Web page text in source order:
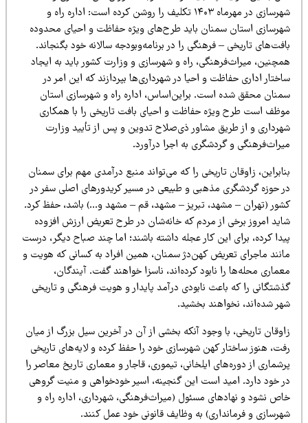
شهرسازی در مهرماه ۱۴۰۳ تکلیف را روشن کرده است: اداره راه و
استان سمنان باید طرح‌های ویژه حفاظت و احیای محدوده
تاریخی – فرهنگی را در برنامه‌وبودجه سالانه خود بگنجاند.
میراث‌فرهنگی، راه و شهرسازی و وزارت کشور باید به ایجاد
اداری حفاظت و احیا در شهرداری‌ها بپردازند که این امر در
محقق شده است. براین‌اساس، اداره راه و شهرسازی استان
است طرح ویژه حفاظت و احیای بافت تاریخی را با همکاری
و از طریق مشاور ذی‌صلاح تدوین و پس از تأیید وزارت
و گردشگری به اجرا درآورد.
زاوقان تاریخی را که می‌تواند منبع درآمدی مهم برای سمنان
حوزه گردشگری مذهبی و طبیعی در مسیر کریدورهای اصلی سفر در
(تهران – مشهد، تبریز – مشهد، قم – مشهد و…) باشد، حفظ کرد.
امروز برخی از مردم که خانه‌شان در طرح تعریض ارزش افزوده
کرده، برای این کار عجله داشته باشند؛ اما چند صباح دیگر، درست
ماجرای تعریض کهن‌دژ سمنان، همین افراد به کسانی که هویت و
محله‌ها را نابود کرده‌اند، ناسزا خواهند گفت. آیندگان،
را که باعث نابودی درآمد پایدار و هویت فرهنگی و تاریخی
شده‌اند، نخواهند بخشید.
تاریخی، با وجود آنکه بخشی از آن در آخرین سیل بزرگ از میان
هنوز ساختار کهن شهرسازی خود را حفظ کرده و لایه‌های تاریخی
از دوره‌های ایلخانی، تیموری، قاجار و معماری تاریخ معاصر را
خود دارد. امید است این گنجینه، اسیر خودخواهی و منیت گروهی
نشود و نهادهای مسئول (میراث‌فرهنگی، شهرداری، اداره راه و
و فرمانداری) به وظایف قانونی خود عمل کنند.